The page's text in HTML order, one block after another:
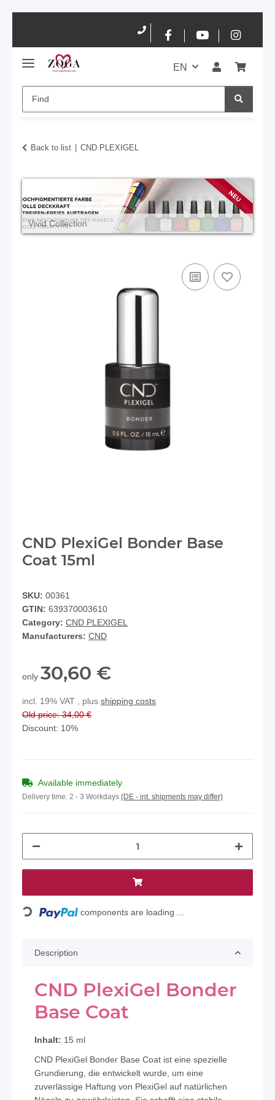
EN
Back to list CND PLEXIGEL
Vivid Collection
CND PlexiGel Bonder Base
Coat 15ml
SKU: 00361
GTIN: 639370003610
Category: CND PLEXIGEL
Manufacturers: CND
only 30,60 €
incl. 19% VAT , plus shipping costs
Old price: 34,00 €
Discount: 10%
Available immediately
Delivery time: 2 - 3 Workdays (DE - int. shipments may differ)
Loading... components are loading ...
Description
CND PlexiGel Bonder
Base Coat
Inhalt: 15 ml
CND PlexiGel Bonder Base Coat ist eine spezielle
Grundierung, die entwickelt wurde, um eine
zuverlässige Haftung von PlexiGel auf natürlichen